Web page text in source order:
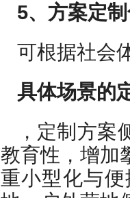
5、方案定
可根据社会
具体场景的
，定制方
教育性，增加
重小型化与